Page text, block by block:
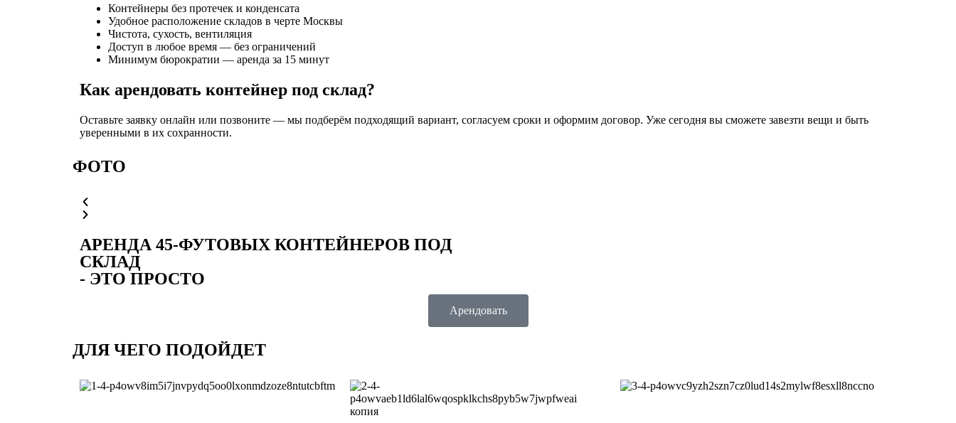
Контейнеры без протечек и конденсата
Удобное расположение складов в черте Москвы
Чистота, сухость, вентиляция
Доступ в любое время — без ограничений
Минимум бюрократии — аренда за 15 минут
Как арендовать контейнер под склад?
Оставьте заявку онлайн или позвоните — мы подберём подходящий вариант, согласуем сроки и оформим договор. Уже сегодня вы сможете завезти вещи и быть
уверенными в их сохранности.
ФОТО
АРЕНДА 45-ФУТОВЫХ КОНТЕЙНЕРОВ ПОД
СКЛАД
- ЭТО ПРОСТО
Арендовать
ДЛЯ ЧЕГО ПОДОЙДЕТ